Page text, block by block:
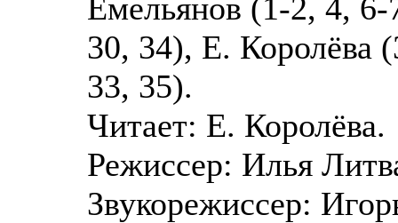
Емельянов (1-2, 4,
30, 34), Е. Королёва
33, 35).
Читает: Е. Королёва.
Режиссер: Илья
Звукорежиссер: